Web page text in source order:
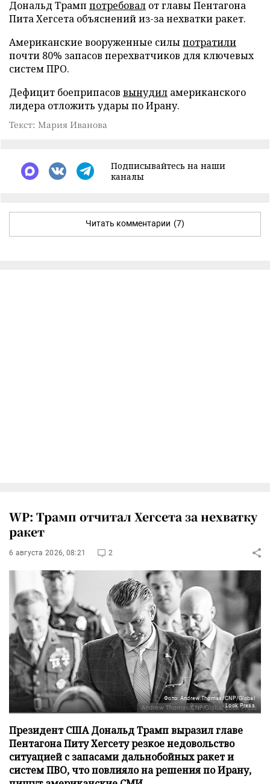
Дональд Трамп потребовал от главы Пентагона
Пита Хегсета объяснений из-за нехватки ракет.
Американские вооруженные силыпотратили
почти 80% запасов перехватчиков для ключевых
систем ПРО.
Дефицит боеприпасов вынудил американского
лидера отложить удары по Ирану.
Текст: Мария Иванова
Подписывайтесь на наши
каналы
Читать комментарии (7)
WP: Трамп отчитал Хегсета за нехватку
ракет
6 августа 2026, 08:21 2
Фото: Andrew Thomas/CNP/Global
Look Press
Президент США Дональд Трамп выразил главе
Пентагона Питу Хегсету резкое недовольство
ситуацией с запасами дальнобойных ракет и
систем ПВО, что повлияло на решения по Ирану,